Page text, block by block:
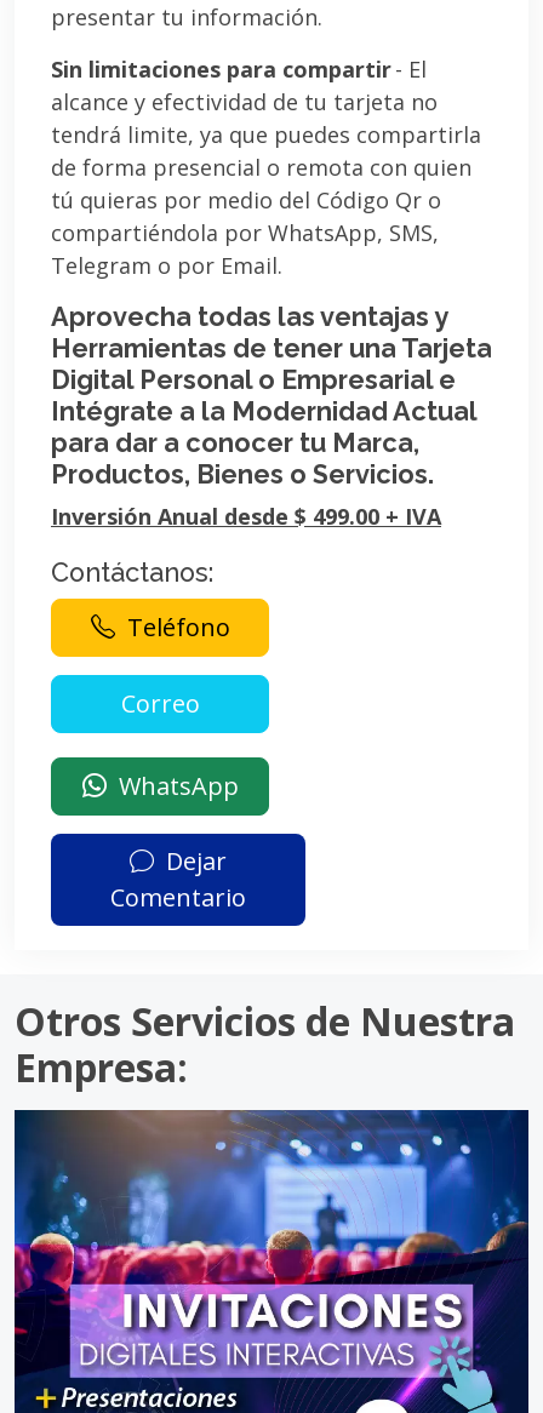
presentar tu información.
Sin limitaciones para compartir- El
alcance y efectividad de tu tarjeta no
tendrá limite, ya que puedes compartirla
de forma presencial o remota con quien
tú quieras por medio del Código Qr o
compartiéndola por WhatsApp, SMS,
Telegram o por Email.
Aprovecha todas las ventajas y
Herramientas de tener una Tarjeta
Digital Personal o Empresarial e
Intégrate a la Modernidad Actual
para dar a conocer tu Marca,
Productos, Bienes o Servicios.
Inversión Anual desde $ 499.00 + IVA
Contáctanos:
Teléfono
WhatsApp
Dejar
Comentario
Otros Servicios de Nuestra
Empresa: